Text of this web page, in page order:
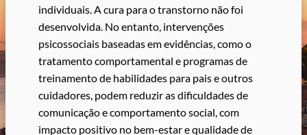
individuais. A cura para o transtorno não foi
desenvolvida. No entanto, intervenções
psicossociais baseadas em evidências, como o
tratamento comportamental e programas de
treinamento de habilidades para pais e outros
cuidadores, podem reduzir as dificuldades de
comunicação e comportamento social, com
impacto positivo no bem-estar e qualidade de